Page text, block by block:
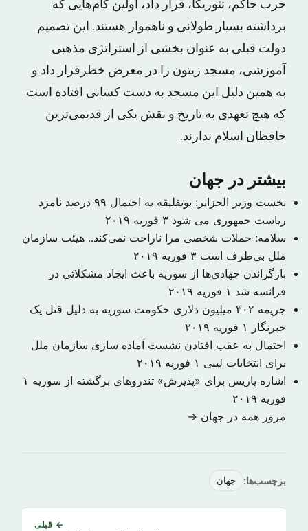
حزب حاکم، تئوریکا، قرار داد، اولین گام‌هایی که
برداشته بسیار طولانی و ناهموار هستند. این تصمیم
دولت قبلی به عنوان بخشی از استراتژی مذهبی
آموزشی، مسجد زیتون را در معرض خطرقرار داد و
به همین دلیل این مسجد به دست کسانی افتاده است
که هیچ تعهدی به تاریخ و نقش یکی از قدیمی‌ترین
حافظان اسلام ندارند.
بیشتر در جهان
نخست وزیر الجزایر: بوتفلیقه به احتمال ۹۹ درصد نامزد
ریاست جمهوری می شود ۳ فوریه ۲۰۱۹
سلامه: حملات شخصی مرا ناراحت نمی‌کند.. هیئت سازمان
ملل بی‌طرف است ۳ فوریه ۲۰۱۹
بازگراندن جهادی‌ها از سوریه باعث ایجاد مشکلاتی در
فرانسه شد ۱ فوریه ۲۰۱۹
جریمه ۳۰۲ میلیون دلاری حکومت سوریه به دلیل قتل یک
خبرنگار
۱ فوریه ۲۰۱۹
احتمال به عقب افتادن نشست آماده سازی سازمان ملل
برای انتخابات لیبی ۱ فوریه ۲۰۱۹
اشاره پاریس برای «پذیرش» تندروهای برگشته از سوریه ۱
فوریه ۲۰۱۹
مرور همه در جهان →
برچسب‌ها: جهان
← قبلی